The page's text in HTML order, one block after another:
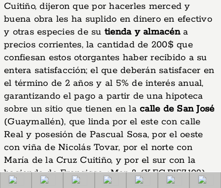
Cuitiño, dijeron que por hacerles merced y
buena obra les ha suplido en dinero en efectivo
y otras especies de su tienda y almacéna
precios corrientes, la cantidad de 200$ que
confiesan estos otorgantes haber recibido a su
entera satisfacción; el que deberán satisfacer en
el término de 2 años y al 5% de interés anual,
garantizando el pago a partir de una hipoteca
sobre un sitio que tienen en la calle de San José
(Guaymallén), que linda por el este con calle
Real y posesión de Pascual Sosa, por el oeste
con viña de Nicolás Tovar, por el norte con
María de la Cruz Cuitiño, y por el sur con la
hacienda de Francisco ¿Mar...?. (X,EC,P157,109)
Comercios y Negocios en Mendoza: Historia de Tiendas y